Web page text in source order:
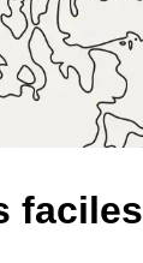
faciles